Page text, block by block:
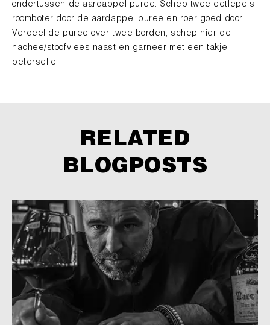
ondertussen de aardappel puree. Schep twee eetlepels
roomboter door de aardappel puree en roer goed door.
Verdeel de puree over twee borden, schep hier de
hachee/stoofvlees naast en garneer met een takje
peterselie.
RELATED
BLOGPOSTS